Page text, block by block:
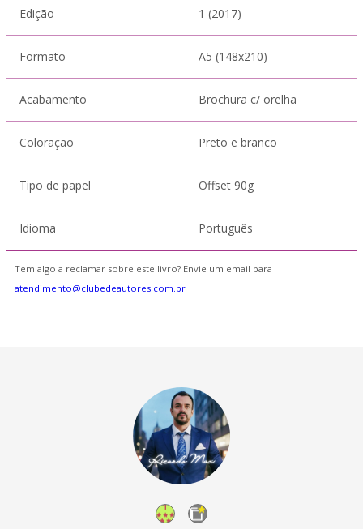
Edição 1 (2017)
Formato A5 (148x210)
Acabamento Brochura c/ orelha
Coloração Preto e branco
Tipo de papel Offset 90g
Idioma Português
Tem algo a reclamar sobre este livro? Envie um email para
atendimento@clubedeautores.com.br